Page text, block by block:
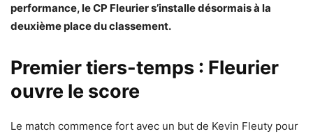
performance, le CP Fleurier s’installe désormais à la
deuxième place du classement.
Premier tiers-temps : Fleurier
ouvre le score
Le match commence fort avec un but de Kevin Fleuty pour